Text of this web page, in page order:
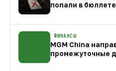
попали в
ФИНАНСЫ
MGM China
промежуточные